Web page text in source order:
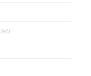
(96)